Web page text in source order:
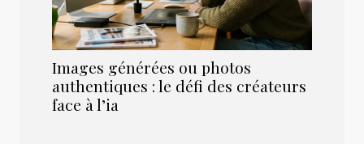
Images générées ou photos
authentiques : le défi des créateurs
face à l’ia